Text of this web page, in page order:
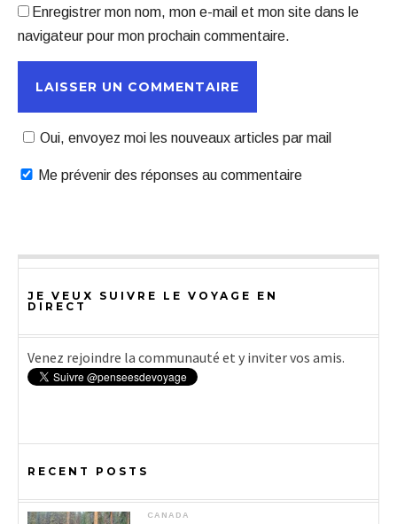
Enregistrer mon nom, mon e-mail et mon site dans le
navigateur pour mon prochain commentaire.
Oui, envoyez moi les nouveaux articles par mail
Me prévenir des réponses au commentaire
JE VEUX SUIVRE LE VOYAGE EN
DIRECT
Venez rejoindre la communauté et y inviter vos amis.
RECENT POSTS
CANADA